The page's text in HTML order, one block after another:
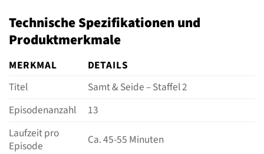
Technische Spezifikationen und
Produktmerkmale
MERKMAL
DETAILS
Titel
Samt & Seide – Staffel 2
Episodenanzahl
13
Laufzeit pro
Episode
Ca. 45-55 Minuten